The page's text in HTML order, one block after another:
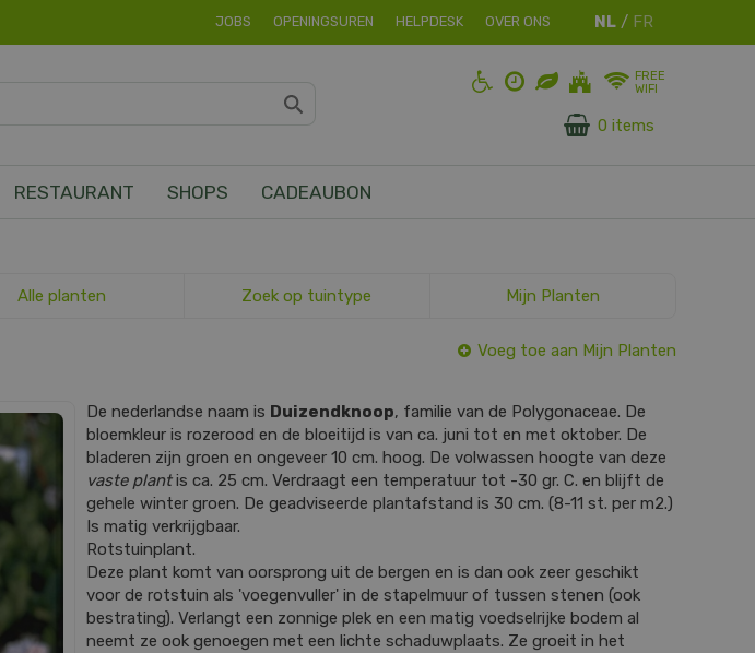
JOBS OPENINGSUREN HELPDESK OVER ONS
FREE
WIFI
0 items
RESTAURANT SHOPS CADEAUBON
Alle planten Zoek op tuintype Mijn Planten
Voeg toe aan Mijn Planten
De nederlandse naam is Duizendknoop, familie van de Polygonaceae. De
bloemkleur is rozerood en de bloeitijd is van ca. juni tot en met oktober. De
bladeren zijn groen en ongeveer 10 cm. hoog. De volwassen hoogte van deze
vaste plantis ca. 25 cm. Verdraagt een temperatuur tot -30 gr. C. en blijft de
gehele winter groen. De geadviseerde plantafstand is 30 cm. (8-11 st. per m2.)
Is matig verkrijgbaar.
Rotstuinplant.
Deze plant komt van oorsprong uit de bergen en is dan ook zeer geschikt
voor de rotstuin als 'voegenvuller' in de stapelmuur of tussen stenen (ook
bestrating). Verlangt een zonnige plek en een matig voedselrijke bodem al
neemt ze ook genoegen met een lichte schaduwplaats. Ze groeit in het